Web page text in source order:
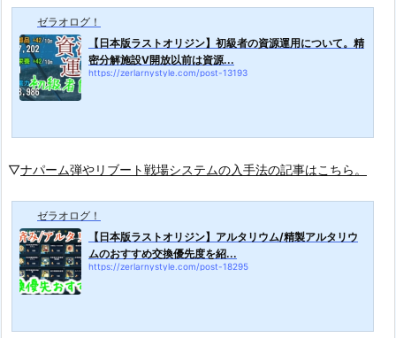
ゼラオログ！
【日本版ラストオリジン】初級者の資源運用について。精
密分解施設Ⅴ開放以前は資源...
https://zerlarnystyle.com/post-13193
▽ナパーム弾やリブート戦場システムの入手法の記事はこちら。
ゼラオログ！
【日本版ラストオリジン】アルタリウム/精製アルタリウ
ムのおすすめ交換優先度を紹...
https://zerlarnystyle.com/post-18295